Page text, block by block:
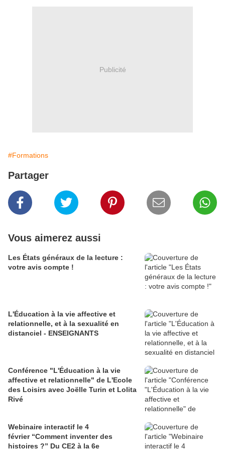
Publicité
#Formations
Partager
Vous aimerez aussi
Les États généraux de la lecture :
votre avis compte !
L'Éducation à la vie affective et
relationnelle, et à la sexualité en
distanciel - ENSEIGNANTS
Conférence "L'Éducation à la vie
affective et relationnelle" de L'Ecole
des Loisirs avec Joëlle Turin et Lolita
Rivé
Webinaire interactif le 4
février “Comment inventer des
histoires ?” Du CE2 à la 6e